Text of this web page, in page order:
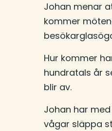
Johan menar
kommer
Hur kommer
hundratals år
blir av.
Johan har
vågar släppa